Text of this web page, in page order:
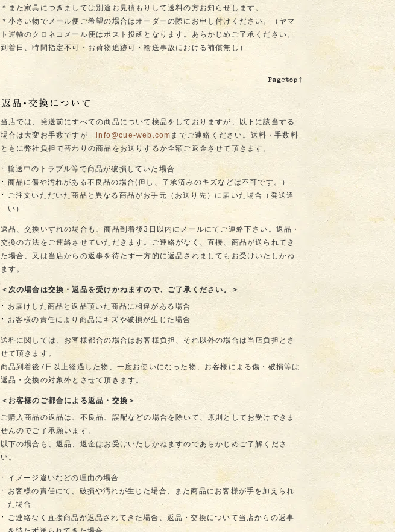
＊また家具につきましては別途お見積もりして送料の方お知らせします。
＊小さい物でメール便ご希望の場合はオーダーの際にお申し付けください。（ヤマ
ト運輸のクロネコメール便はポスト投函となります。あらかじめご了承ください。
到着日、時間指定不可・お荷物追跡可・輸送事故における補償無し）
当店では、発送前にすべての商品について検品をしておりますが、以下に該当する
場合は大変お手数ですがinfo@cue-web.com までご連絡ください。送料・手数料
ともに弊社負担で替わりの商品をお送りするか全額ご返金させて頂きます。
輸送中のトラブル等で商品が破損していた場合
商品に傷や汚れがある不良品の場合(但し、了承済みのキズなどは不可です。）
ご注文いただいた商品と異なる商品がお手元（お送り先）に届いた場合（発送違
い）
返品、交換いずれの場合も、商品到着後3日以内にメールにてご連絡下さい。返品・
交換の方法をご連絡させていただきます。ご連絡がなく、直接、商品が送られてき
た場合、又は当店からの返事を待たず一方的に返品されましてもお受けいたしかね
ます。
＜次の場合は交換・返品を受けかねますので、ご了承ください。＞
お届けした商品と返品頂いた商品に相違がある場合
お客様の責任により商品にキズや破損が生じた場合
送料に関しては、お客様都合の場合はお客様負担、それ以外の場合は当店負担とさ
せて頂きます。
商品到着後7日以上経過した物、一度お使いになった物、お客様による傷・破損等は
返品・交換の対象外とさせて頂きます。
＜お客様のご都合による返品・交換＞
ご購入商品の返品は、不良品、誤配などの場合を除いて、原則としてお受けできま
せんのでご了承願います。
以下の場合も、返品、返金はお受けいたしかねますのであらかじめご了解くださ
い。
イメージ違いなどの理由の場合
お客様の責任にて、破損や汚れが生じた場合、また商品にお客様が手を加えられ
た場合
ご連絡なく直接商品が返品されてきた場合、返品・交換について当店からの返事